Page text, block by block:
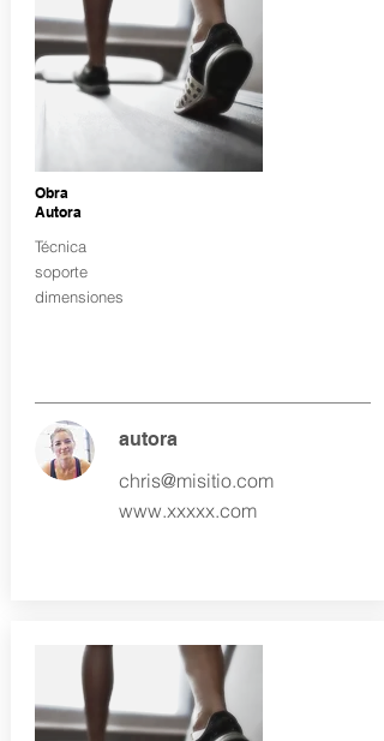
Obra
Autora
Técnica
soporte
dimensiones
autora
chris@misitio.com
www.xxxxx.com